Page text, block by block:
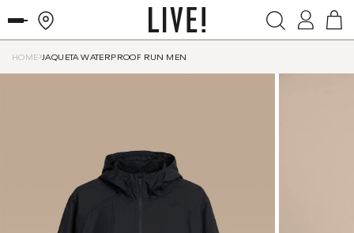
HOME JAQUETA WATERPROOF RUN MEN